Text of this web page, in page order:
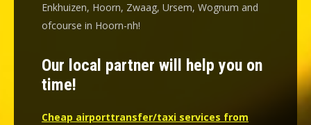
Enkhuizen, Hoorn, Zwaag, Ursem, Wognum and
ofcourse in Hoorn-nh!
Our local partner will help you on
time!
Cheap airporttransfer/taxi services from